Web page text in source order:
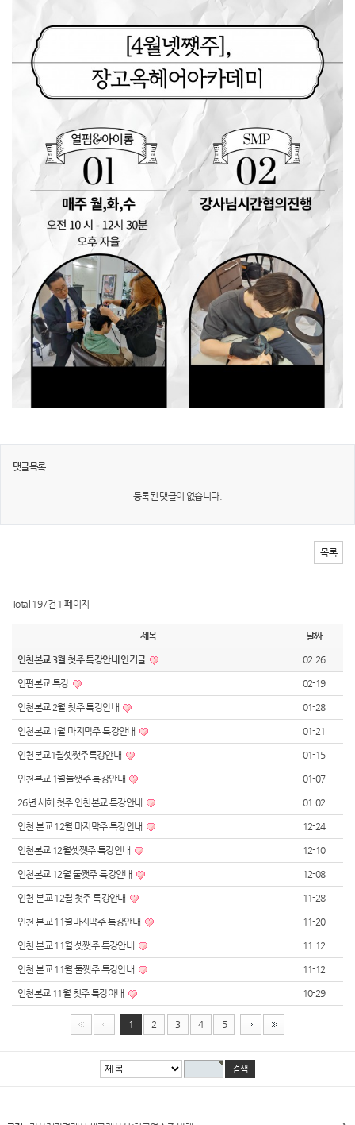
댓글목록
등록된 댓글이 없습니다.
목록
Total 197건 1 페이지
제목 날짜
인천본교 3월 첫주 특강안내 인기글 02-26
인펀본교 특강 02-19
인천본교 2월 첫주 특강안내 01-28
인천본교 1월 마지막주 특강안내 01-21
인천본교1월셋쨋주특강안내 01-15
인천본교 1월둘쨋주 특강안내 01-07
26년 새해 첫주 인천본교 특강안내 01-02
인천 본교 12월 마지막주 특강안내 12-24
인천본교 12월셋쨋주 특강안내 12-10
인천본교 12월 둘쨋주 특강안내 12-08
인천 본교 12월 첫주 특강안내 11-28
인천 본교 11월마지막주 특강안내 11-20
인천 본교 11월 셋쨋주 특강안내 11-12
인천 본교 11월 둘쨋주 특강안내 11-12
인천본교 11월 첫주 특강아내 10-29
1 2 3 4 5